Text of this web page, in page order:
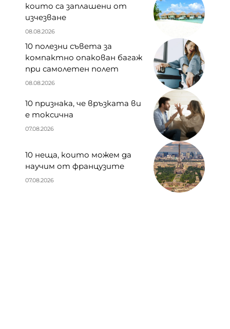
които са заплашени от
изчезване
08.08.2026
10 полезни съвета за
компактно опакован багаж
при самолетен полет
08.08.2026
10 признака, че връзката ви
е токсична
07.08.2026
10 неща, които можем да
научим от французите
07.08.2026